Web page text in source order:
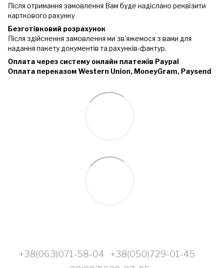
Після отримання замовлення Вам буде надіслано реквізити
карткового рахунку
Безготівковий розрахунок
Після здійснення замовлення ми зв'яжемося з вами для
надання пакету документів та рахунків-фактур.
Оплата через систему онлайн платежів Paypal
Оплата переказом Western Union, MoneyGram, Paysend
+38(063)071-58-04
+38(050)729-01-45